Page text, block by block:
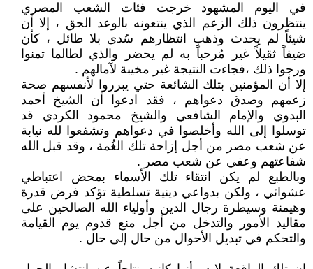
في اليوم المشهود خرجت فئات الشعب المصري
ينتظرون ذلك الزعم الذي ينتعونه بالوعد الحق ، إلا أن
شيئاً لم يحدث وذهب انتظارهم سُدى بلا طائل ، كأن
ضيفاً ثقيلاً غير مُرحباً به لم يحضر والذي لطالما تمنوا
ورجوا ذلك ،فجاءت النتيجة غير مخيبة لآمالهم .
إلا أن المؤمنين بتلك الشائعة حتي يبرروا لأنفسهم صحة
زعمهم وصدق دعواهم ، فقد ادعوا أن الشيخ أحمد
البدوي والإمام الشافعي والشيخ محمود الكردي قد
توسلوا إلى الله وأخلصوا في دعواهم وتشفعوا لله نيابة
عن شعب مصر من أجل إزاحة تلك الغُمة ، وقد قبل الله
شفاعتهم وعفي عن شعب مصر .
وبالطبع لم يكن انتقاء تلك الأسماء بمحض اعتباطي
عشوائي ، ولكن بدواعي دينية تسلطية تؤكد فرض قدرة
وهيمنة وسيطرة رجال الدين وأولياء الله الصالحين على
مقاليد الأمور والتدخل من أجل منع قدوم يوم القيامة
والتحكم في تبديل الأحوال من حال إلى حال .